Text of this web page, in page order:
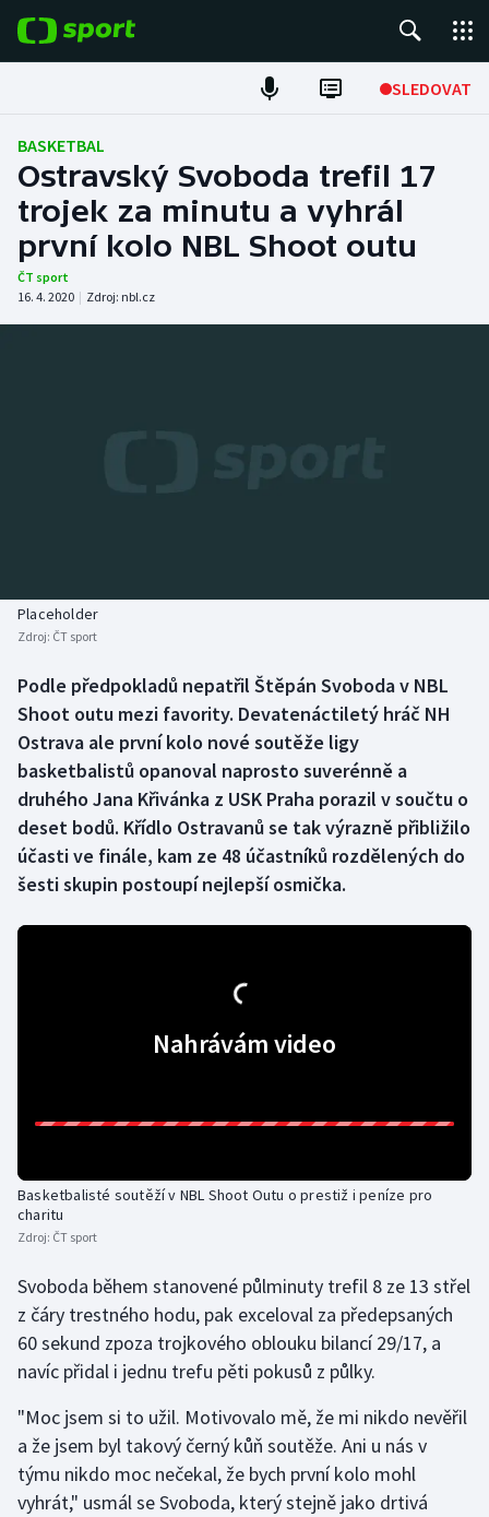
SLEDOVAT
Fotbal
Hokej
Tenis
Atletika
Biatlon
Box
Curling
Dostihy
Florbal
Futsal
Judo
Krasobruslení
Lezení
Lyže a snowboard
Motorsport
Olympijské hry
Aplikace ČT sport
BASKETBAL
Ostravský Svoboda trefil 17
trojek za minutu a vyhrál
první kolo NBL Shoot outu
ČT sport
16. 4. 2020 | Zdroj: nbl.cz
Placeholder
Zdroj: ČT sport
Podle předpokladů nepatřil Štěpán Svoboda v NBL
Shoot outu mezi favority. Devatenáctiletý hráč NH
Ostrava ale první kolo nové soutěže ligy
basketbalistů opanoval naprosto suverénně a
druhého Jana Křivánka z USK Praha porazil v součtu o
deset bodů. Křídlo Ostravanů se tak výrazně přibližilo
účasti ve finále, kam ze 48 účastníků rozdělených do
šesti skupin postoupí nejlepší osmička.
Nahrávám video
Basketbalisté soutěží v NBL Shoot Outu o prestiž i peníze pro
charitu
Zdroj: ČT sport
Svoboda během stanovené půlminuty trefil 8 ze 13 střel
z čáry trestného hodu, pak exceloval za předepsaných
60 sekund zpoza trojkového oblouku bilancí 29/17, a
navíc přidal i jednu trefu pěti pokusů z půlky.
"Moc jsem si to užil. Motivovalo mě, že mi nikdo nevěřil
a že jsem byl takový černý kůň soutěže. Ani u nás v
týmu nikdo moc nečekal, že bych první kolo mohl
vyhrát," usmál se Svoboda, který stejně jako drtivá